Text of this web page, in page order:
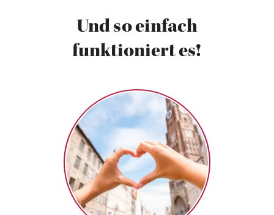
Und so einfach
funktioniert es!